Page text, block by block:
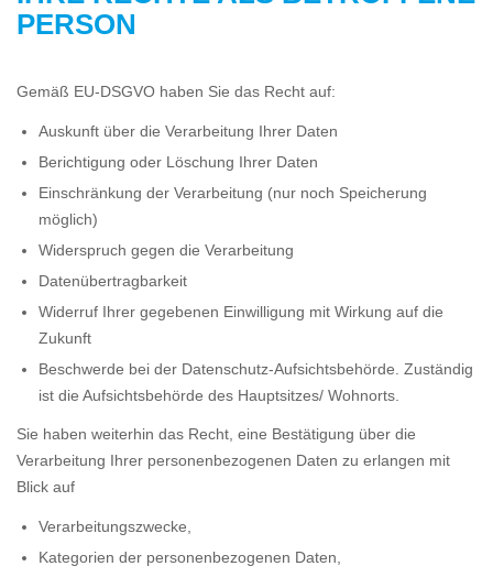
PERSON
Gemäß EU-DSGVO haben Sie das Recht auf:
Auskunft über die Verarbeitung Ihrer Daten
Berichtigung oder Löschung Ihrer Daten
Einschränkung der Verarbeitung (nur noch Speicherung
möglich)
Widerspruch gegen die Verarbeitung
Datenübertragbarkeit
Widerruf Ihrer gegebenen Einwilligung mit Wirkung auf die
Zukunft
Beschwerde bei der Datenschutz-Aufsichtsbehörde. Zuständig
ist die Aufsichtsbehörde des Hauptsitzes/ Wohnorts.
Sie haben weiterhin das Recht, eine Bestätigung über die
Verarbeitung Ihrer personenbezogenen Daten zu erlangen mit
Blick auf
Verarbeitungszwecke,
Kategorien der personenbezogenen Daten,